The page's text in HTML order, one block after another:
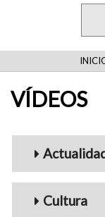
VÍDEOS
Cultura